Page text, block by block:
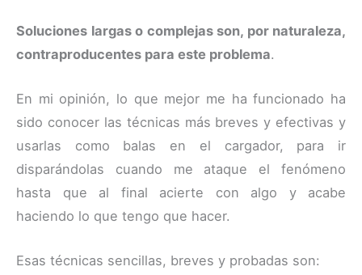
Soluciones largas o complejas son, por naturaleza,
contraproducentes para este problema.
En mi opinión, lo que mejor me ha funcionado ha
sido conocer las técnicas más breves y efectivas y
usarlas como balas en el cargador, para ir
disparándolas cuando me ataque el fenómeno
hasta que al final acierte con algo y acabe
haciendo lo que tengo que hacer.
Esas técnicas sencillas, breves y probadas son: